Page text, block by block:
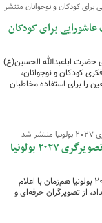
عاشورایی برای کودکان و نوجوانان منتشر
۱۴۴ کتاب عاشورایی برای کودکان
حضرت اباعبدالله الحسین(ع)
کودکان و نوجوانان،
اربعین را برای استفاده مخاطبان
فراخوان مسابقه بین‌المللی تصویرگری ۲۰۲۷ بولونیا
مسابقه بین‌المللی تصویرگری ۲۰۲۷ بولونیا هم‌زمان با اعلام
از تصویرگران حرفه‌ای و